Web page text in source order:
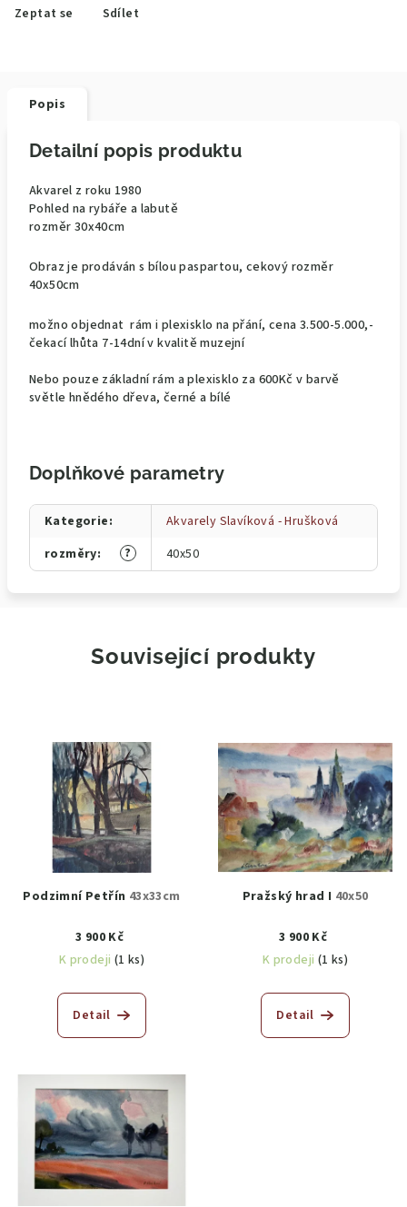
Zeptat se Sdílet
Popis
Detailní popis produktu
Akvarel z roku 1980
Pohled na rybáře a labutě
rozměr 30x40cm
Obraz je prodáván s bílou paspartou, cekový rozměr
40x50cm
možno objednat rám i plexisklo na přání, cena 3.500-5.000,-
čekací lhůta 7-14dní v kvalitě muzejní
Nebo pouze základní rám a plexisklo za 600Kč v barvě
světle hnědého dřeva, černé a bílé
Doplňkové parametry
Kategorie:
Akvarely Slavíková - Hrušková
?
rozměry: 40x50
Související produkty
Podzimní Petřín 43x33cm
3 900 Kč
K prodeji (1 ks)
Detail
Pražský hrad I 40x50
3 900 Kč
K prodeji (1 ks)
Detail